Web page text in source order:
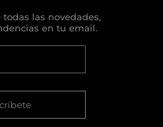
las novedades,
en tu email.